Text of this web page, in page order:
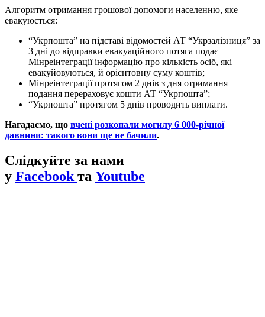
Алгоритм отримання грошової допомоги населенню, яке
евакуюється:
“Укрпошта” на підставі відомостей АТ “Укрзалізниця” за
3 дні до відправки евакуаційного потяга подає
Мінреінтеграції інформацію про кількість осіб, які
евакуйовуються, й орієнтовну суму коштів;
Мінреінтеграції протягом 2 днів з дня отримання
подання перераховує кошти АТ “Укрпошта”;
“Укрпошта” протягом 5 днів проводить виплати.
Нагадаємо, що вчені розкопали могилу 6 000-річної
давнини: такого вони ще не бачили.
Слідкуйте за нами
у Facebook та Youtube